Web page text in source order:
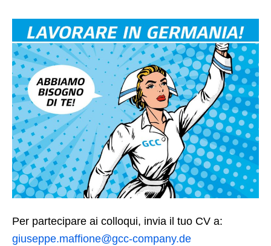
Per partecipare ai colloqui, invia il tuo CV a:
giuseppe.maffione@gcc-company.de